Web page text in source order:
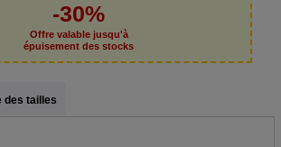
-30%
Offre valable jusqu'à
épuisement des stocks
des tailles